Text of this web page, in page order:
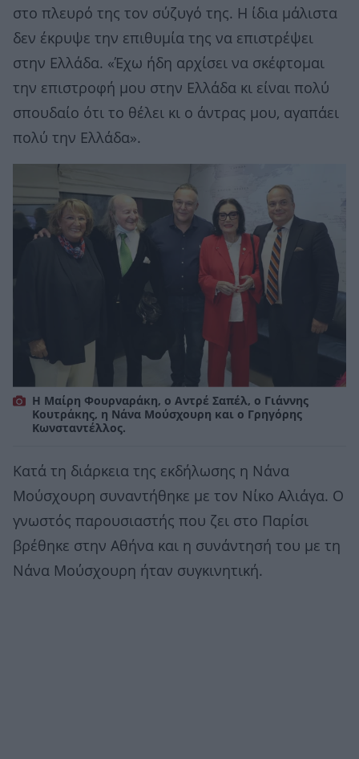
στο πλευρό της τον σύζυγό της. Η ίδια μάλιστα
δεν έκρυψε την επιθυμία της να επιστρέψει
στην Ελλάδα. «Έχω ήδη αρχίσει να σκέφτομαι
την επιστροφή μου στην Ελλάδα κι είναι πολύ
σπουδαίο ότι το θέλει κι ο άντρας μου, αγαπάει
πολύ την Ελλάδα».
Η Μαίρη Φουρναράκη, ο Αντρέ Σαπέλ, ο Γιάννης
Κουτράκης, η Νάνα Μούσχουρη και ο Γρηγόρης
Κωνσταντέλλος.
Κατά τη διάρκεια της εκδήλωσης η Νάνα
Μούσχουρη συναντήθηκε με τον Νίκο Αλιάγα. Ο
γνωστός παρουσιαστής που ζει στο Παρίσι
βρέθηκε στην Αθήνα και η συνάντησή του με τη
Νάνα Μούσχουρη ήταν συγκινητική.